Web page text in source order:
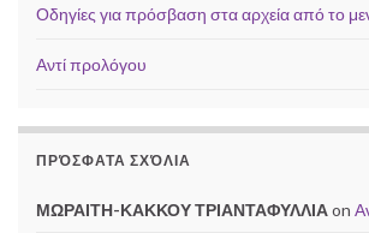
Οδηγίες για πρόσβαση στα αρχεία από το
Αντί προλόγου
ΠΡΌΣΦΑΤΑ ΣΧΌΛΙΑ
ΜΩΡΑΙΤΗ-ΚΑΚΚΟΥ ΤΡΙΑΝΤΑΦΥΛΛΙΑon